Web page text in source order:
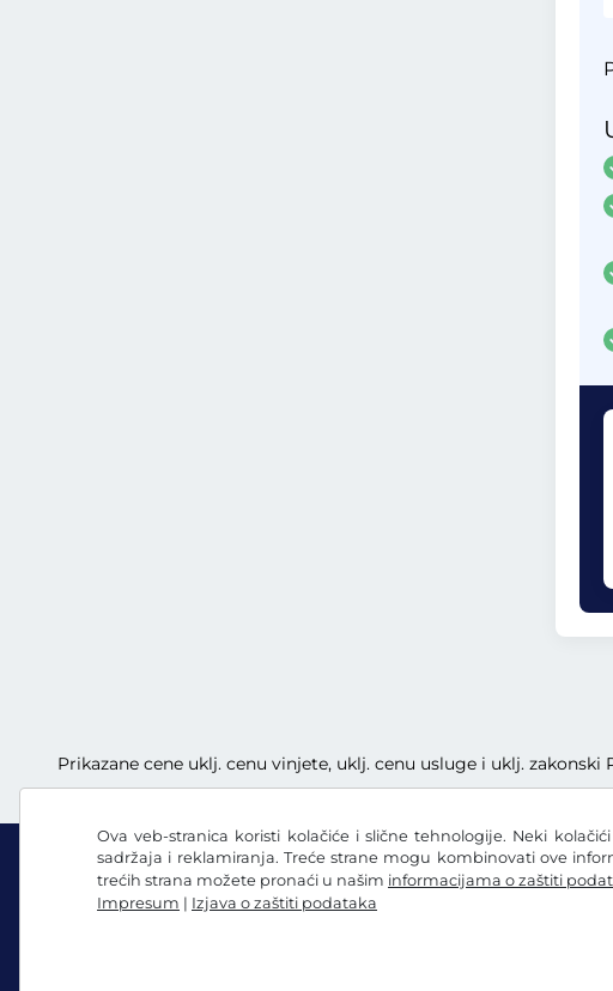
Ova veb-stranica koristi kolačiće i slične tehnologije. Neki
sadržaja i reklamiranja. Treće strane mogu kombinovati ove
trećih strana možete pronaći u našim informacijama o zaštiti
Impresum | Izjava o zaštiti podataka
Prikazane cene uklj. cenu vinjete, uklj. cenu usluge i uklj. zakonski